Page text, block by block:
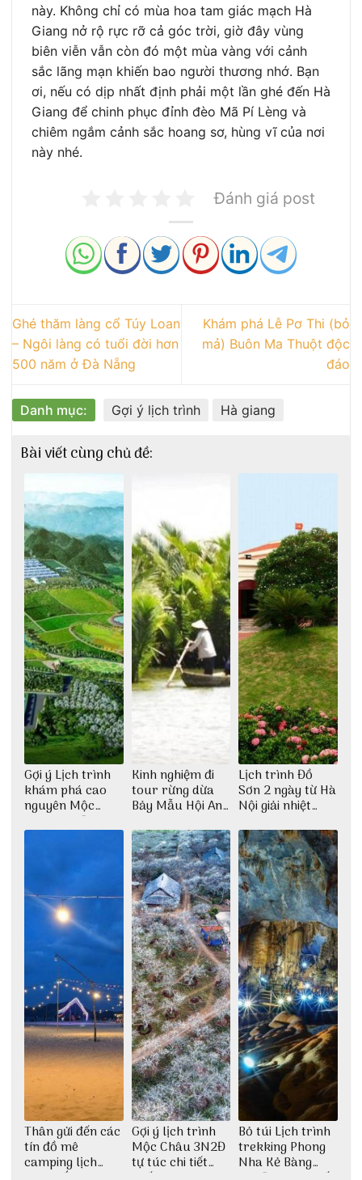
này. Không chỉ có mùa hoa tam giác mạch Hà
Giang nở rộ rực rỡ cả góc trời, giờ đây vùng
biên viễn vẫn còn đó một mùa vàng với cảnh
sắc lãng mạn khiến bao người thương nhớ. Bạn
ơi, nếu có dịp nhất định phải một lần ghé đến Hà
Giang để chinh phục đỉnh đèo Mã Pí Lèng và
chiêm ngắm cảnh sắc hoang sơ, hùng vĩ của nơi
này nhé.
Đánh giá post
Ghé thăm làng cổ Túy Loan
– Ngôi làng có tuổi đời hơn
500 năm ở Đà Nẵng
Khám phá Lễ Pơ Thi (bỏ
mả) Buôn Ma Thuột độc
đáo
Danh mục: Gợi ý lịch trình Hà giang
Bài viết cùng chủ đề:
Gợi ý Lịch trình
khám phá cao
nguyên Mộc
Châu 2N1Đ cực
chi tiết
Kinh nghiệm đi
tour rừng dừa
Bảy Mẫu Hội An
Lịch trình Đồ
Sơn 2 ngày từ Hà
Nội giải nhiệt
Thân gửi đến các
tín đồ mê
camping lịch
Gợi ý lịch trình
Mộc Châu 3N2Đ
tự túc chi tiết
Bỏ túi Lịch trình
trekking Phong
Nha Kẻ Bàng